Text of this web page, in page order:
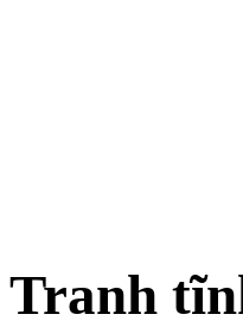
Tranh